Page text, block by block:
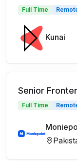
Full Time
Kunai
Senior
Full Time